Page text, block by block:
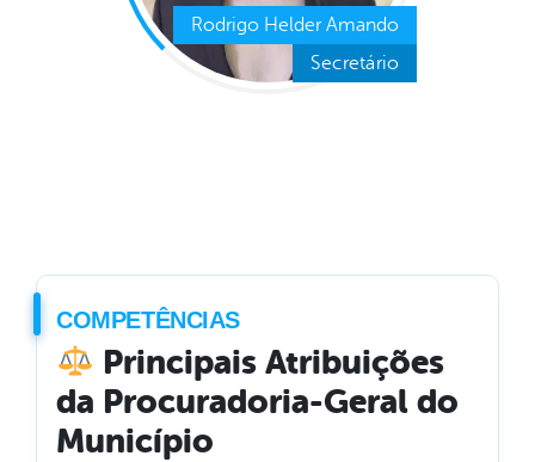
Rodrigo Helder Amando
Secretário
COMPETÊNCIAS
Principais Atribuições
da Procuradoria-Geral do
Município